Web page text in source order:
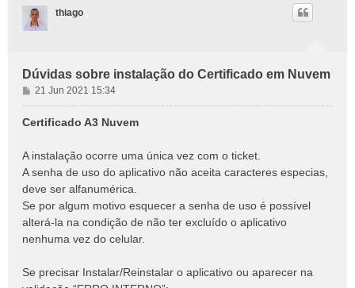
thiago
Dúvidas sobre instalação do Certificado em Nuvem
M
e
n
g
e
m
21 Jun 2021 15:34
Certificado A3 Nuvem
A instalação ocorre uma única vez com o ticket.
A senha de uso do aplicativo não aceita caracteres especias,
deve ser alfanumérica.
Se por algum motivo esquecer a senha de uso é possível
alterá-la na condição de não ter excluído o aplicativo
nenhuma vez do celular.
Se precisar Instalar/Reinstalar o aplicativo ou aparecer na